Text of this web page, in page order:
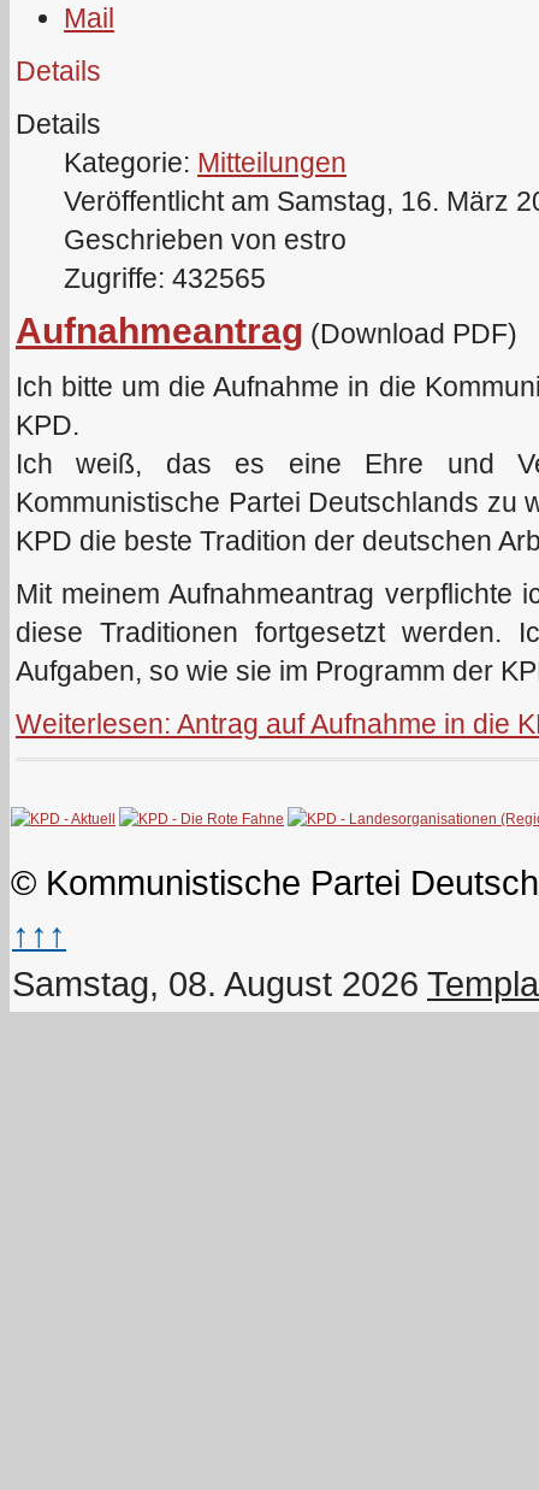
Details
Details
Kategorie: Mitteilungen
Veröffentlicht am Samstag, 16. März
Geschrieben von estro
Zugriffe: 432565
Aufnahmeantrag (Download PDF)
Ich bitte um die Aufnahme in die
KPD.
Ich weiß, das es eine Ehre und
Kommunistische Partei Deutschlands zu
KPD die beste Tradition der deutschen
Mit meinem Aufnahmeantrag verpflichte
diese Traditionen fortgesetzt werden.
Aufgaben, so wie sie im Programm der
Weiterlesen: Antrag auf Aufnahme in die
© Kommunistische Partei
↑↑↑
Samstag, 08. August 2026